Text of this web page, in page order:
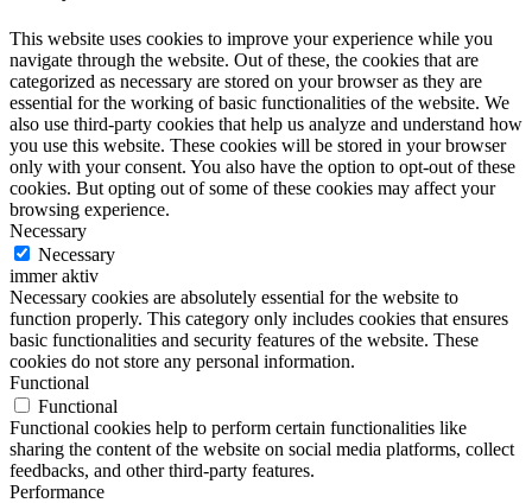
This website uses cookies to improve your experience while you
navigate through the website. Out of these, the cookies that are
categorized as necessary are stored on your browser as they are
essential for the working of basic functionalities of the website. We
also use third-party cookies that help us analyze and understand how
you use this website. These cookies will be stored in your browser
only with your consent. You also have the option to opt-out of these
cookies. But opting out of some of these cookies may affect your
browsing experience.
Necessary
Necessary
immer aktiv
Necessary cookies are absolutely essential for the website to
function properly. This category only includes cookies that ensures
basic functionalities and security features of the website. These
cookies do not store any personal information.
Functional
Functional
Functional cookies help to perform certain functionalities like
sharing the content of the website on social media platforms, collect
feedbacks, and other third-party features.
Performance